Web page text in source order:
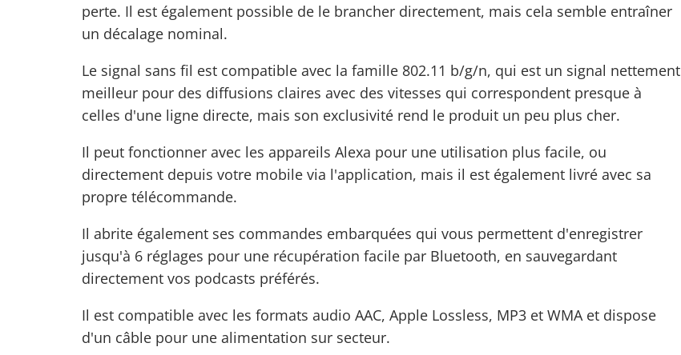
perte. Il est également possible de le brancher directement, mais cela semble entraîner
un décalage nominal.
Le signal sans fil est compatible avec la famille 802.11 b/g/n, qui est un signal nettement
meilleur pour des diffusions claires avec des vitesses qui correspondent presque à
celles d'une ligne directe, mais son exclusivité rend le produit un peu plus cher.
Il peut fonctionner avec les appareils Alexa pour une utilisation plus facile, ou
directement depuis votre mobile via l'application, mais il est également livré avec sa
propre télécommande.
Il abrite également ses commandes embarquées qui vous permettent d'enregistrer
jusqu'à 6 réglages pour une récupération facile par Bluetooth, en sauvegardant
directement vos podcasts préférés.
Il est compatible avec les formats audio AAC, Apple Lossless, MP3 et WMA et dispose
d'un câble pour une alimentation sur secteur.